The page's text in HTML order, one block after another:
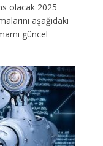
olacak 2025
aşağıdaki
güncel